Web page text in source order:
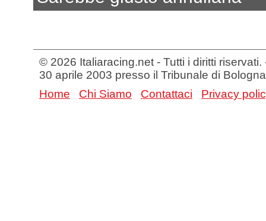
© 2026 Italiaracing.net - Tutti i diritti
30 aprile 2003 presso il Tribunale di Bologna
Home
Chi Siamo Contattaci Privacy